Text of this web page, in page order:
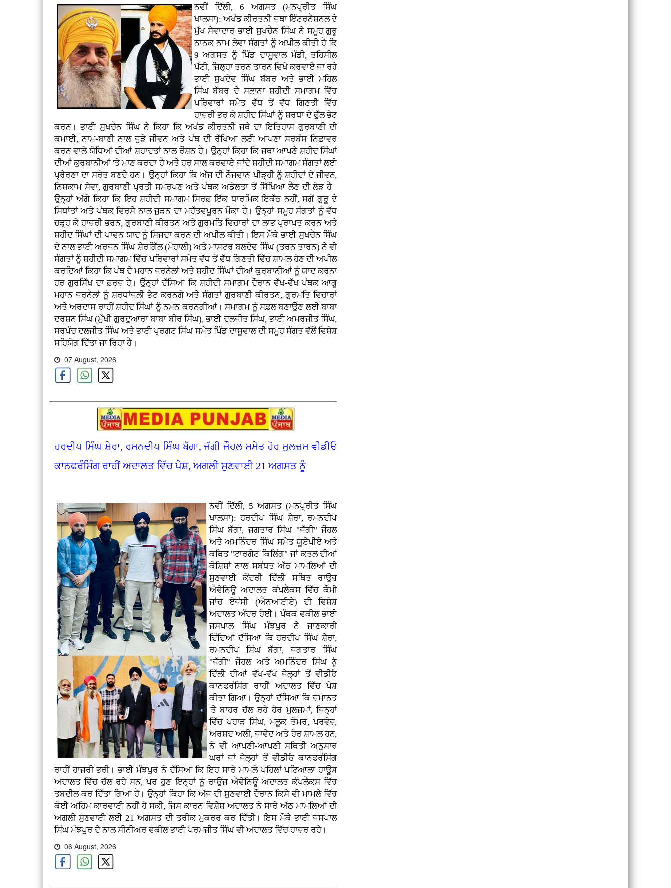
ਨਵੀਂ ਦਿੱਲੀ, 6 ਅਗਸਤ (ਮਨਪ੍ਰੀਤ ਸਿੰਘ
ਖਾਲਸਾ): ਅਖੰਡ ਕੀਰਤਨੀ ਜਥਾ ਇੰਟਰਨੈਸ਼ਨਲ ਦੇ
ਮੁੱਖ ਸੇਵਾਦਾਰ ਭਾਈ ਸੁਖਚੈਨ ਸਿੰਘ ਨੇ ਸਮੂਹ ਗੁਰੂ
ਨਾਨਕ ਨਾਮ ਲੇਵਾ ਸੰਗਤਾਂ ਨੂੰ ਅਪੀਲ ਕੀਤੀ ਹੈ ਕਿ
9 ਅਗਸਤ ਨੂੰ ਪਿੰਡ ਦਾਸੂਵਾਲ ਮੰਡੀ, ਤਹਿਸੀਲ
ਪੱਟੀ, ਜ਼ਿਲ੍ਹਾ ਤਰਨ ਤਾਰਨ ਵਿਖੇ ਕਰਵਾਏ ਜਾ ਰਹੇ
ਭਾਈ ਸੁਖਦੇਵ ਸਿੰਘ ਬੱਬਰ ਅਤੇ ਭਾਈ ਮਹਿਲ
ਸਿੰਘ ਬੱਬਰ ਦੇ ਸਲਾਨਾ ਸ਼ਹੀਦੀ ਸਮਾਗਮ ਵਿੱਚ
ਪਰਿਵਾਰਾਂ ਸਮੇਤ ਵੱਧ ਤੋਂ ਵੱਧ ਗਿਣਤੀ ਵਿੱਚ
ਹਾਜ਼ਰੀ ਭਰ ਕੇ ਸ਼ਹੀਦ ਸਿੰਘਾਂ ਨੂੰ ਸ਼ਰਧਾ ਦੇ ਫੁੱਲ ਭੇਟ
ਕਰਨ। ਭਾਈ ਸੁਖਚੈਨ ਸਿੰਘ ਨੇ ਕਿਹਾ ਕਿ ਅਖੰਡ ਕੀਰਤਨੀ ਜਥੇ ਦਾ ਇਤਿਹਾਸ ਗੁਰਬਾਣੀ ਦੀ
ਕਮਾਈ, ਨਾਮ-ਬਾਣੀ ਨਾਲ ਜੁੜੇ ਜੀਵਨ ਅਤੇ ਪੰਥ ਦੀ ਰੱਖਿਆ ਲਈ ਆਪਣਾ ਸਰਬੰਸ ਨਿਛਾਵਰ
ਕਰਨ ਵਾਲੇ ਯੋਧਿਆਂ ਦੀਆਂ ਸ਼ਹਾਦਤਾਂ ਨਾਲ ਰੌਸ਼ਨ ਹੈ। ਉਨ੍ਹਾਂ ਕਿਹਾ ਕਿ ਜਥਾ ਆਪਣੇ ਸ਼ਹੀਦ ਸਿੰਘਾਂ
ਦੀਆਂ ਕੁਰਬਾਨੀਆਂ 'ਤੇ ਮਾਣ ਕਰਦਾ ਹੈ ਅਤੇ ਹਰ ਸਾਲ ਕਰਵਾਏ ਜਾਂਦੇ ਸ਼ਹੀਦੀ ਸਮਾਗਮ ਸੰਗਤਾਂ ਲਈ
ਪ੍ਰੇਰਣਾ ਦਾ ਸਰੋਤ ਬਣਦੇ ਹਨ। ਉਨ੍ਹਾਂ ਕਿਹਾ ਕਿ ਅੱਜ ਦੀ ਨੌਜਵਾਨ ਪੀੜ੍ਹੀ ਨੂੰ ਸ਼ਹੀਦਾਂ ਦੇ ਜੀਵਨ,
ਨਿਸ਼ਕਾਮ ਸੇਵਾ, ਗੁਰਬਾਣੀ ਪ੍ਰਤੀ ਸਮਰਪਣ ਅਤੇ ਪੰਥਕ ਅਡੋਲਤਾ ਤੋਂ ਸਿੱਖਿਆ ਲੈਣ ਦੀ ਲੋੜ ਹੈ।
ਉਨ੍ਹਾਂ ਅੱਗੇ ਕਿਹਾ ਕਿ ਇਹ ਸ਼ਹੀਦੀ ਸਮਾਗਮ ਸਿਰਫ਼ ਇੱਕ ਧਾਰਮਿਕ ਇਕੱਠ ਨਹੀਂ, ਸਗੋਂ ਗੁਰੂ ਦੇ
ਸਿਧਾਂਤਾਂ ਅਤੇ ਪੰਥਕ ਵਿਰਸੇ ਨਾਲ ਜੁੜਨ ਦਾ ਮਹੱਤਵਪੂਰਨ ਮੌਕਾ ਹੈ। ਉਨ੍ਹਾਂ ਸਮੂਹ ਸੰਗਤਾਂ ਨੂੰ ਵੱਧ
ਚੜ੍ਹ ਕੇ ਹਾਜ਼ਰੀ ਭਰਨ, ਗੁਰਬਾਣੀ ਕੀਰਤਨ ਅਤੇ ਗੁਰਮਤਿ ਵਿਚਾਰਾਂ ਦਾ ਲਾਭ ਪ੍ਰਾਪਤ ਕਰਨ ਅਤੇ
ਸ਼ਹੀਦ ਸਿੰਘਾਂ ਦੀ ਪਾਵਨ ਯਾਦ ਨੂੰ ਸਿਜਦਾ ਕਰਨ ਦੀ ਅਪੀਲ ਕੀਤੀ। ਇਸ ਮੌਕੇ ਭਾਈ ਸੁਖਚੈਨ ਸਿੰਘ
ਦੇ ਨਾਲ ਭਾਈ ਅਰਜਨ ਸਿੰਘ ਸ਼ੇਰਗਿੱਲ (ਮੋਹਾਲੀ) ਅਤੇ ਮਾਸਟਰ ਬਲਦੇਵ ਸਿੰਘ (ਤਰਨ ਤਾਰਨ) ਨੇ ਵੀ
ਸੰਗਤਾਂ ਨੂੰ ਸ਼ਹੀਦੀ ਸਮਾਗਮ ਵਿੱਚ ਪਰਿਵਾਰਾਂ ਸਮੇਤ ਵੱਧ ਤੋਂ ਵੱਧ ਗਿਣਤੀ ਵਿੱਚ ਸ਼ਾਮਲ ਹੋਣ ਦੀ ਅਪੀਲ
ਕਰਦਿਆਂ ਕਿਹਾ ਕਿ ਪੰਥ ਦੇ ਮਹਾਨ ਜਰਨੈਲਾਂ ਅਤੇ ਸ਼ਹੀਦ ਸਿੰਘਾਂ ਦੀਆਂ ਕੁਰਬਾਨੀਆਂ ਨੂੰ ਯਾਦ ਕਰਨਾ
ਹਰ ਗੁਰਸਿੱਖ ਦਾ ਫ਼ਰਜ਼ ਹੈ। ਉਨ੍ਹਾਂ ਦੱਸਿਆ ਕਿ ਸ਼ਹੀਦੀ ਸਮਾਗਮ ਦੌਰਾਨ ਵੱਖ-ਵੱਖ ਪੰਥਕ ਆਗੂ
ਮਹਾਨ ਜਰਨੈਲਾਂ ਨੂੰ ਸ਼ਰਧਾਂਜਲੀ ਭੇਟ ਕਰਨਗੇ ਅਤੇ ਸੰਗਤਾਂ ਗੁਰਬਾਣੀ ਕੀਰਤਨ, ਗੁਰਮਤਿ ਵਿਚਾਰਾਂ
ਅਤੇ ਅਰਦਾਸ ਰਾਹੀਂ ਸ਼ਹੀਦ ਸਿੰਘਾਂ ਨੂੰ ਨਮਨ ਕਰਨਗੀਆਂ। ਸਮਾਗਮ ਨੂੰ ਸਫ਼ਲ ਬਣਾਉਣ ਲਈ ਬਾਬਾ
ਦਰਸ਼ਨ ਸਿੰਘ (ਮੁੱਖੀ ਗੁਰਦੁਆਰਾ ਬਾਬਾ ਬੀਰ ਸਿੰਘ), ਭਾਈ ਦਲਜੀਤ ਸਿੰਘ, ਭਾਈ ਅਮਰਜੀਤ ਸਿੰਘ,
ਸਰਪੰਚ ਦਲਜੀਤ ਸਿੰਘ ਅਤੇ ਭਾਈ ਪ੍ਰਗਟ ਸਿੰਘ ਸਮੇਤ ਪਿੰਡ ਦਾਸੂਵਾਲ ਦੀ ਸਮੂਹ ਸੰਗਤ ਵੱਲੋਂ ਵਿਸ਼ੇਸ਼
ਸਹਿਯੋਗ ਦਿੱਤਾ ਜਾ ਰਿਹਾ ਹੈ।
07 August, 2026
ਹਰਦੀਪ ਸਿੰਘ ਸ਼ੇਰਾ, ਰਮਨਦੀਪ ਸਿੰਘ ਬੱਗਾ, ਜੱਗੀ ਜੌਹਲ ਸਮੇਤ ਹੋਰ ਮੁਲਜ਼ਮ ਵੀਡੀਓ
ਕਾਨਫਰੰਸਿੰਗ ਰਾਹੀਂ ਅਦਾਲਤ ਵਿੱਚ ਪੇਸ਼, ਅਗਲੀ ਸੁਣਵਾਈ 21 ਅਗਸਤ ਨੂੰ
ਨਵੀਂ ਦਿੱਲੀ, 5 ਅਗਸਤ (ਮਨਪ੍ਰੀਤ ਸਿੰਘ
ਖਾਲਸਾ): ਹਰਦੀਪ ਸਿੰਘ ਸ਼ੇਰਾ, ਰਮਨਦੀਪ
ਸਿੰਘ ਬੱਗਾ, ਜਗਤਾਰ ਸਿੰਘ "ਜੱਗੀ" ਜੌਹਲ
ਅਤੇ ਅਮਨਿੰਦਰ ਸਿੰਘ ਸਮੇਤ ਯੂਏਪੀਏ ਅਤੇ
ਕਥਿਤ "ਟਾਰਗੇਟ ਕਿਲਿੰਗ" ਜਾਂ ਕਤਲ ਦੀਆਂ
ਕੋਸ਼ਿਸ਼ਾਂ ਨਾਲ ਸਬੰਧਤ ਅੱਠ ਮਾਮਲਿਆਂ ਦੀ
ਸੁਣਵਾਈ ਕੇਂਦਰੀ ਦਿੱਲੀ ਸਥਿਤ ਰਾਉਜ਼
ਐਵੇਨਿਊ ਅਦਾਲਤ ਕੰਪਲੈਕਸ ਵਿੱਚ ਕੌਮੀ
ਜਾਂਚ ਏਜੰਸੀ (ਐਨਆਈਏ) ਦੀ ਵਿਸ਼ੇਸ਼
ਅਦਾਲਤ ਅੰਦਰ ਹੋਈ। ਪੰਥਕ ਵਕੀਲ ਭਾਈ
ਜਸਪਾਲ ਸਿੰਘ ਮੰਝਪੁਰ ਨੇ ਜਾਣਕਾਰੀ
ਦਿੰਦਿਆਂ ਦੱਸਿਆ ਕਿ ਹਰਦੀਪ ਸਿੰਘ ਸ਼ੇਰਾ,
ਰਮਨਦੀਪ ਸਿੰਘ ਬੱਗਾ, ਜਗਤਾਰ ਸਿੰਘ
"ਜੱਗੀ" ਜੌਹਲ ਅਤੇ ਅਮਨਿੰਦਰ ਸਿੰਘ ਨੂੰ
ਦਿੱਲੀ ਦੀਆਂ ਵੱਖ-ਵੱਖ ਜੇਲ੍ਹਾਂ ਤੋਂ ਵੀਡੀਓ
ਕਾਨਫਰੰਸਿੰਗ ਰਾਹੀਂ ਅਦਾਲਤ ਵਿੱਚ ਪੇਸ਼
ਕੀਤਾ ਗਿਆ। ਉਨ੍ਹਾਂ ਦੱਸਿਆ ਕਿ ਜ਼ਮਾਨਤ
'ਤੇ ਬਾਹਰ ਚੱਲ ਰਹੇ ਹੋਰ ਮੁਲਜ਼ਮਾਂ, ਜਿਨ੍ਹਾਂ
ਵਿੱਚ ਪਹਾੜ ਸਿੰਘ, ਮਲੂਕ ਤੋਮਰ, ਪਰਵੇਜ਼,
ਅਰਸ਼ਦ ਅਲੀ, ਜਾਵੇਦ ਅਤੇ ਹੋਰ ਸ਼ਾਮਲ ਹਨ,
ਨੇ ਵੀ ਆਪਣੀ-ਆਪਣੀ ਸਥਿਤੀ ਅਨੁਸਾਰ
ਘਰਾਂ ਜਾਂ ਜੇਲ੍ਹਾਂ ਤੋਂ ਵੀਡੀਓ ਕਾਨਫਰੰਸਿੰਗ
ਰਾਹੀਂ ਹਾਜ਼ਰੀ ਭਰੀ। ਭਾਈ ਮੰਝਪੁਰ ਨੇ ਦੱਸਿਆ ਕਿ ਇਹ ਸਾਰੇ ਮਾਮਲੇ ਪਹਿਲਾਂ ਪਟਿਆਲਾ ਹਾਊਸ
ਅਦਾਲਤ ਵਿੱਚ ਚੱਲ ਰਹੇ ਸਨ, ਪਰ ਹੁਣ ਇਨ੍ਹਾਂ ਨੂੰ ਰਾਉਜ਼ ਐਵੇਨਿਊ ਅਦਾਲਤ ਕੰਪਲੈਕਸ ਵਿੱਚ
ਤਬਦੀਲ ਕਰ ਦਿੱਤਾ ਗਿਆ ਹੈ। ਉਨ੍ਹਾਂ ਕਿਹਾ ਕਿ ਅੱਜ ਦੀ ਸੁਣਵਾਈ ਦੌਰਾਨ ਕਿਸੇ ਵੀ ਮਾਮਲੇ ਵਿੱਚ
ਕੋਈ ਅਹਿਮ ਕਾਰਵਾਈ ਨਹੀਂ ਹੋ ਸਕੀ, ਜਿਸ ਕਾਰਨ ਵਿਸ਼ੇਸ਼ ਅਦਾਲਤ ਨੇ ਸਾਰੇ ਅੱਠ ਮਾਮਲਿਆਂ ਦੀ
ਅਗਲੀ ਸੁਣਵਾਈ ਲਈ 21 ਅਗਸਤ ਦੀ ਤਰੀਕ ਮੁਕਰਰ ਕਰ ਦਿੱਤੀ। ਇਸ ਮੌਕੇ ਭਾਈ ਜਸਪਾਲ
ਸਿੰਘ ਮੰਝਪੁਰ ਦੇ ਨਾਲ ਸੀਨੀਅਰ ਵਕੀਲ ਭਾਈ ਪਰਮਜੀਤ ਸਿੰਘ ਵੀ ਅਦਾਲਤ ਵਿੱਚ ਹਾਜ਼ਰ ਰਹੇ।
06 August, 2026